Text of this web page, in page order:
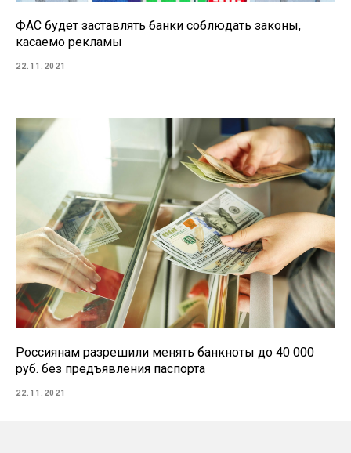
ФАС будет заставлять банки соблюдать законы,
касаемо рекламы
22.11.2021
Россиянам разрешили менять банкноты до 40 000
руб. без предъявления паспорта
22.11.2021